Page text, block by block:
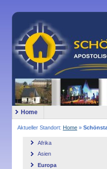
Home
Aktueller Standort: Home»
Afrika
Asien
Europa